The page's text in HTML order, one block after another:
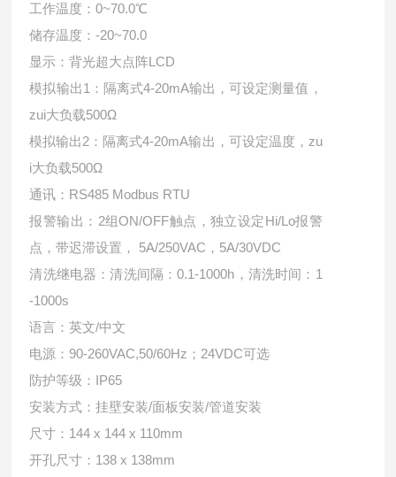
工作温度：0~70.0℃
储存温度：-20~70.0
显示：背光超大点阵LCD
模拟输出1：隔离式4-20mA输出，可设定测量值，
zui大负载500Ω
模拟输出2：隔离式4-20mA输出，可设定温度，zu
i大负载500Ω
通讯：RS485 Modbus RTU
报警输出：2组ON/OFF触点，独立设定Hi/Lo报警
点，带迟滞设置， 5A/250VAC，5A/30VDC
清洗继电器：清洗间隔：0.1-1000h，清洗时间：1
-1000s
语言：英文/中文
电源：90-260VAC,50/60Hz；24VDC可选
防护等级：IP65
安装方式：挂壁安装/面板安装/管道安装
尺寸：144 x 144 x 110mm
开孔尺寸：138 x 138mm